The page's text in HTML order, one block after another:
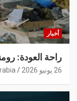
أخبار
راحة العودة:
26 يونيو 2026